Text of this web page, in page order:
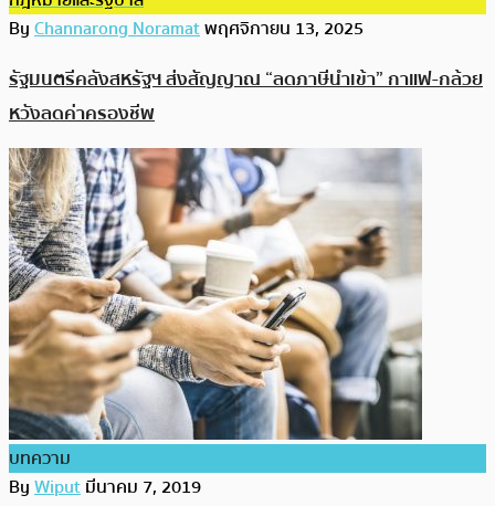
ByChannarong Noramatพฤศจิกายน 13, 2025
รัฐมนตรีคลังสหรัฐฯ ส่งสัญญาณ “ลดภาษีนำเข้า” กาแฟ-กล้วย
หวังลดค่าครองชีพ
บทความ
ByWiputมีนาคม 7, 2019